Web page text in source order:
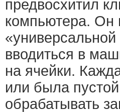
предвосхитил
компьютера. Он
вводиться в
на ячейки.
или была
обрабатывать